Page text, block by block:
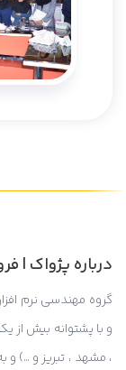
درباره پژواک |
گروه مهندسی نرم
و با پشتوانه بیش از
، مشهد ، تبریز و …) و